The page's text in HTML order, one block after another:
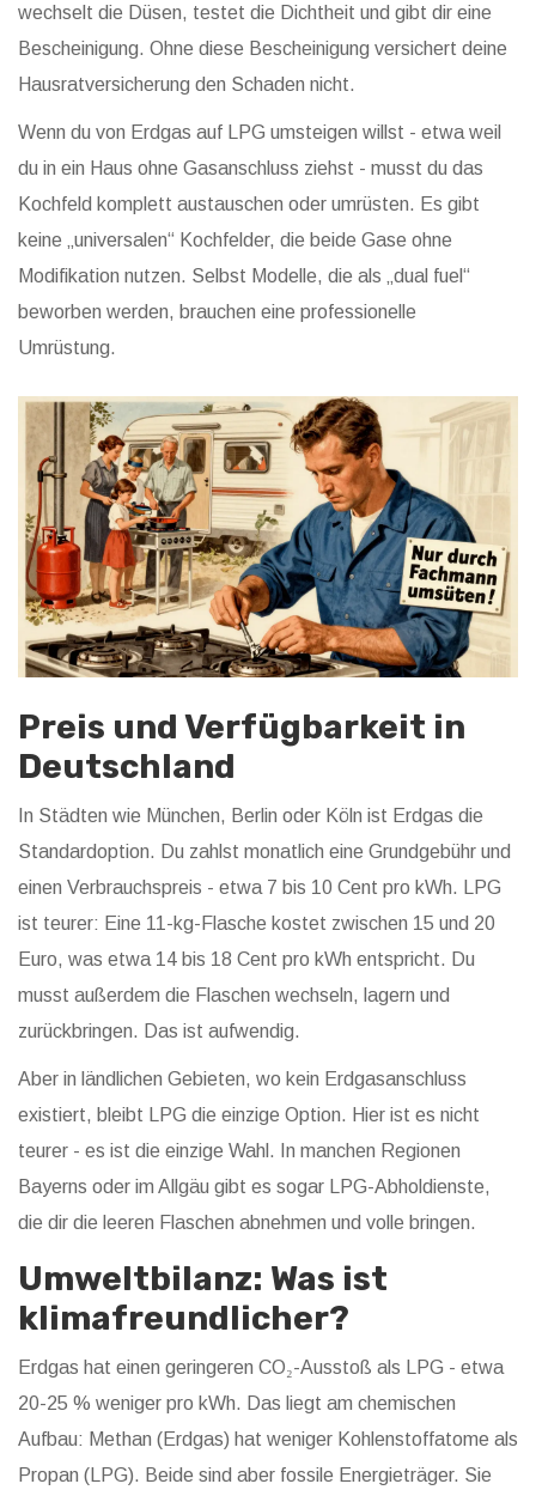
wechselt die Düsen, testet die Dichtheit und gibt dir eine
Bescheinigung. Ohne diese Bescheinigung versichert deine
Hausratversicherung den Schaden nicht.
Wenn du von Erdgas auf LPG umsteigen willst - etwa weil
du in ein Haus ohne Gasanschluss ziehst - musst du das
Kochfeld komplett austauschen oder umrüsten. Es gibt
keine „universalen“ Kochfelder, die beide Gase ohne
Modifikation nutzen. Selbst Modelle, die als „dual fuel“
beworben werden, brauchen eine professionelle
Umrüstung.
Preis und Verfügbarkeit in
Deutschland
In Städten wie München, Berlin oder Köln ist Erdgas die
Standardoption. Du zahlst monatlich eine Grundgebühr und
einen Verbrauchspreis - etwa 7 bis 10 Cent pro kWh. LPG
ist teurer: Eine 11-kg-Flasche kostet zwischen 15 und 20
Euro, was etwa 14 bis 18 Cent pro kWh entspricht. Du
musst außerdem die Flaschen wechseln, lagern und
zurückbringen. Das ist aufwendig.
Aber in ländlichen Gebieten, wo kein Erdgasanschluss
existiert, bleibt LPG die einzige Option. Hier ist es nicht
teurer - es ist die einzige Wahl. In manchen Regionen
Bayerns oder im Allgäu gibt es sogar LPG-Abholdienste,
die dir die leeren Flaschen abnehmen und volle bringen.
Umweltbilanz: Was ist
klimafreundlicher?
Erdgas hat einen geringeren CO₂-Ausstoß als LPG - etwa
20-25 % weniger pro kWh. Das liegt am chemischen
Aufbau: Methan (Erdgas) hat weniger Kohlenstoffatome als
Propan (LPG). Beide sind aber fossile Energieträger. Sie